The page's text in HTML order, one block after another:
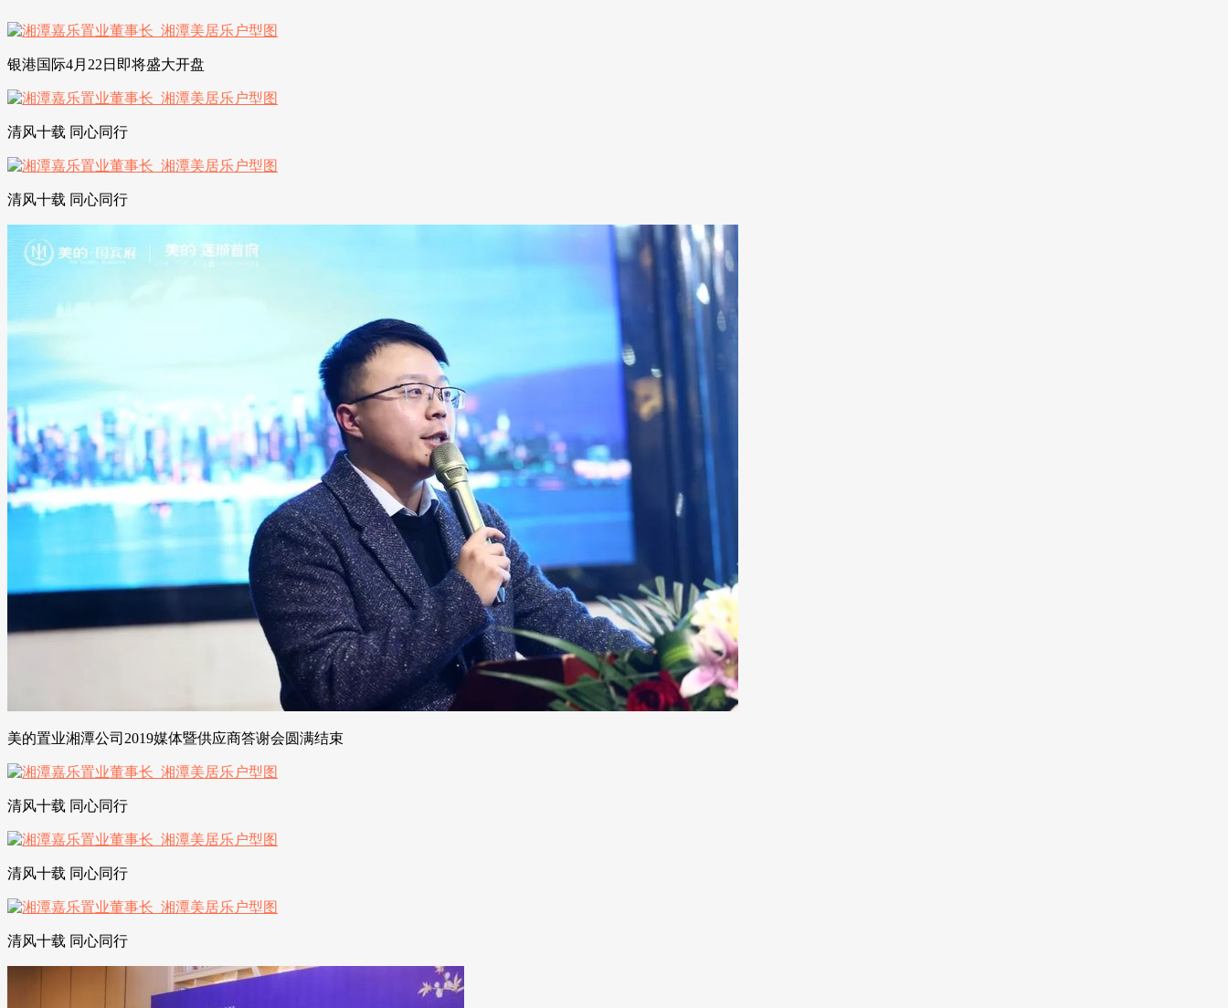
银港国际4月22日即将盛大开盘
清风十载 同心同行
清风十载 同心同行
美的置业湘潭公司2019媒体暨供应商答谢会圆满结束
清风十载 同心同行
清风十载 同心同行
清风十载 同心同行